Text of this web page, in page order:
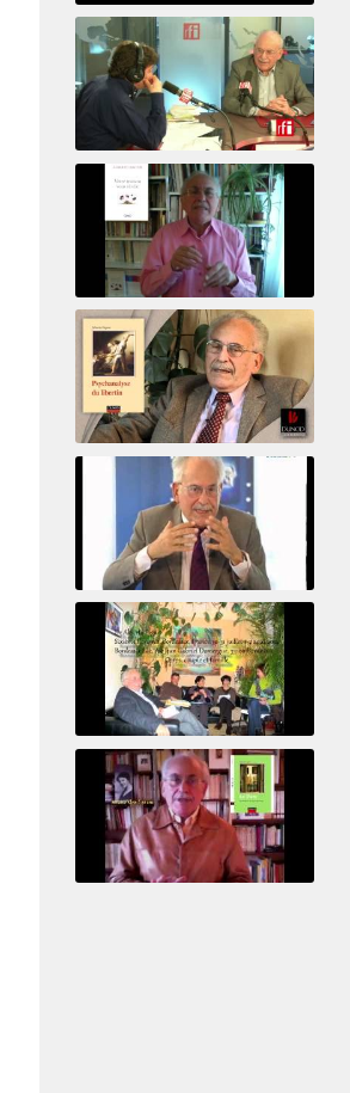
Psicoanálisis por Skype y
teléfono Alberto Eiguer
presenta el curso virtual 2017
El psiquiatra Alberto Eiguer con Jordi Batalle en El invitado de RFI
Votre maison vous révèle
Psychanalyse du libertin
Revisitant le corps familial